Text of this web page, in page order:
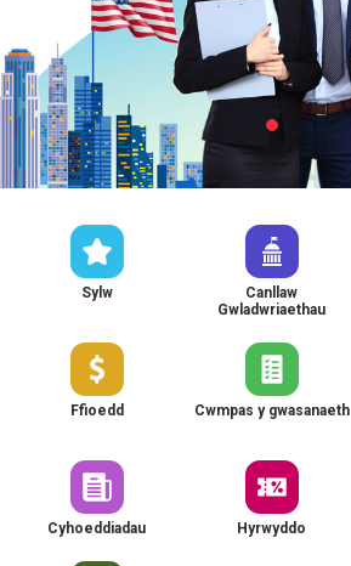
Sylw
Canllaw
Gwladwriaethau
Ffioedd Cwmpas y gwasanaeth
Cyhoeddiadau Hyrwyddo